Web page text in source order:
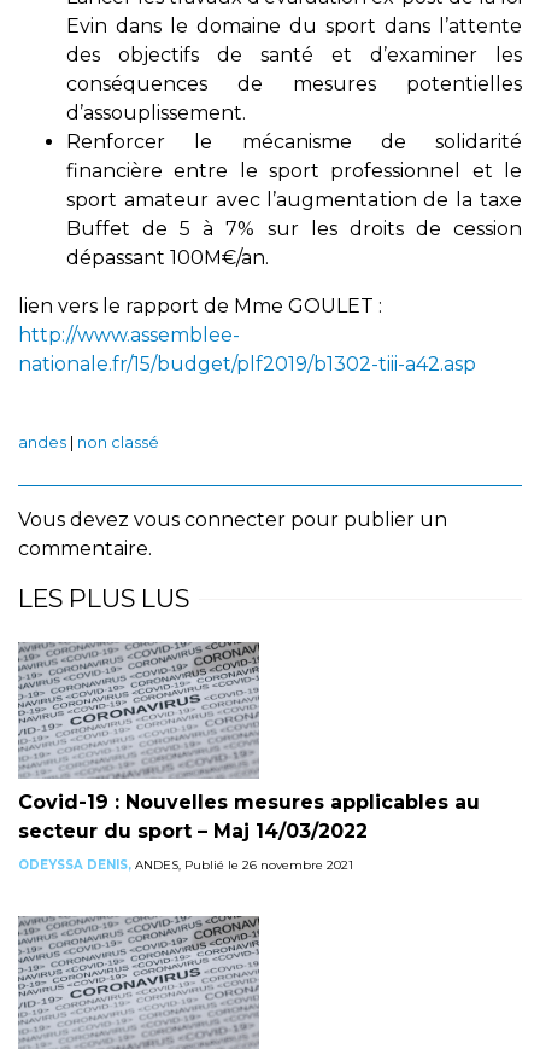
Evin dans le domaine du sport dans l’attente
des objectifs de santé et d’examiner les
conséquences de mesures potentielles
d’assouplissement.
Renforcer le mécanisme de solidarité
financière entre le sport professionnel et le
sport amateur avec l’augmentation de la taxe
Buffet de 5 à 7% sur les droits de cession
dépassant 100M€/an.
lien vers le rapport de Mme GOULET :
http://www.assemblee-
nationale.fr/15/budget/plf2019/b1302-tiii-a42.asp
andes non classé
Vous devez vous connecter pour publier un
commentaire.
LES PLUS LUS
Covid-19 : Nouvelles mesures applicables au
secteur du sport – Maj 14/03/2022
ODEYSSA DENIS, ANDES, Publié le 26 novembre 2021